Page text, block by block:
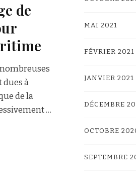
de
à
de la
…
MAI 2021
FÉVRIER 2021
JANVIER 2021
DÉCEMBRE
OCTOBRE
SEPTEMBRE